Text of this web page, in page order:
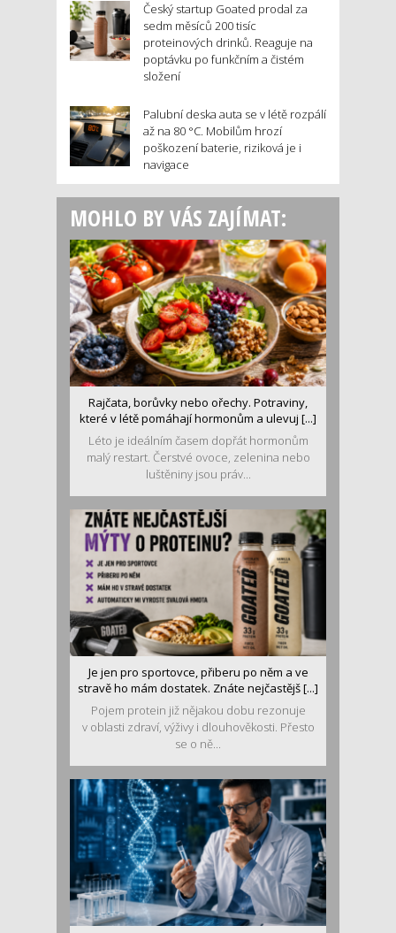
Český startup Goated prodal za
sedm měsíců 200 tisíc
proteinových drinků. Reaguje na
poptávku po funkčním a čistém
složení
Palubní deska auta se v létě rozpálí
až na 80 °C. Mobilům hrozí
poškození baterie, riziková je i
navigace
MOHLO BY VÁS ZAJÍMAT:
Rajčata, borůvky nebo ořechy. Potraviny,
které v létě pomáhají hormonům a ulevuj [...]
Léto je ideálním časem dopřát hormonům
malý restart. Čerstvé ovoce, zelenina nebo
luštěniny jsou práv...
Je jen pro sportovce, přiberu po něm a ve
stravě ho mám dostatek. Znáte nejčastějš [...]
Pojem protein již nějakou dobu rezonuje
v oblasti zdraví, výživy i dlouhověkosti. Přesto
se o ně...